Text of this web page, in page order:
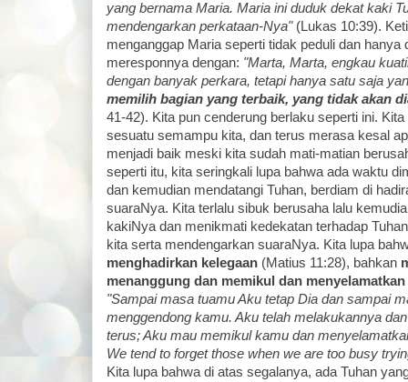
yang bernama Maria. Maria ini duduk dekat kaki
mendengarkan perkataan-Nya"(Lukas 10:39).
menganggap Maria seperti tidak peduli dan hanya
meresponnya dengan: "Marta, Marta, engkau
dengan banyak perkara, tetapi hanya satu saja
memilih bagian yang terbaik, yang tidak akan
41-42). Kita pun cenderung berlaku seperti ini.
sesuatu semampu kita, dan terus merasa kesal
menjadi baik meski kita sudah mati-matian
seperti itu, kita seringkali lupa bahwa ada waktu
dan kemudian mendatangi Tuhan, berdiam di
suaraNya. Kita terlalu sibuk berusaha lalu
kakiNya dan menikmati kedekatan terhadap
kita serta mendengarkan suaraNya. Kita lupa
menghadirkan kelegaan (Matius 11:28), bahkan
menanggung dan memikul dan
"Sampai masa tuamu Aku tetap Dia dan sampai
menggendong kamu. Aku telah melakukannya
terus; Aku mau memikul kamu dan
We tend to forget those when we are too busy
Kita lupa bahwa di atas segalanya, ada Tuhan